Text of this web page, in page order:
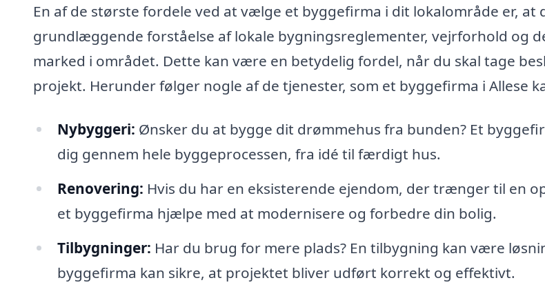
En af de største fordele ved at vælge et byggefirma i dit lokalområde er, at
grundlæggende forståelse af lokale bygningsreglementer, vejrforhold og
marked i området. Dette kan være en betydelig fordel, når du skal tage
projekt. Herunder følger nogle af de tjenester, som et byggefirma i Allese
Nybyggeri: Ønsker du at bygge dit drømmehus fra bunden? Et
dig gennem hele byggeprocessen, fra idé til færdigt hus.
Renovering: Hvis du har en eksisterende ejendom, der trænger til en
et byggefirma hjælpe med at modernisere og forbedre din bolig.
Tilbygninger: Har du brug for mere plads? En tilbygning kan være
byggefirma kan sikre, at projektet bliver udført korrekt og effektivt.